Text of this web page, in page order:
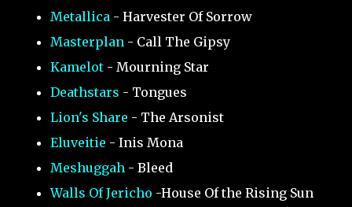
Metallica - Harvester Of Sorrow
Masterplan - Call The Gipsy
Kamelot - Mourning Star
Deathstars - Tongues
Lion's Share - The Arsonist
Eluveitie - Inis Mona
Meshuggah - Bleed
Walls Of Jericho -House Of the Rising Sun